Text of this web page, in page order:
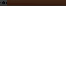
lien entre…